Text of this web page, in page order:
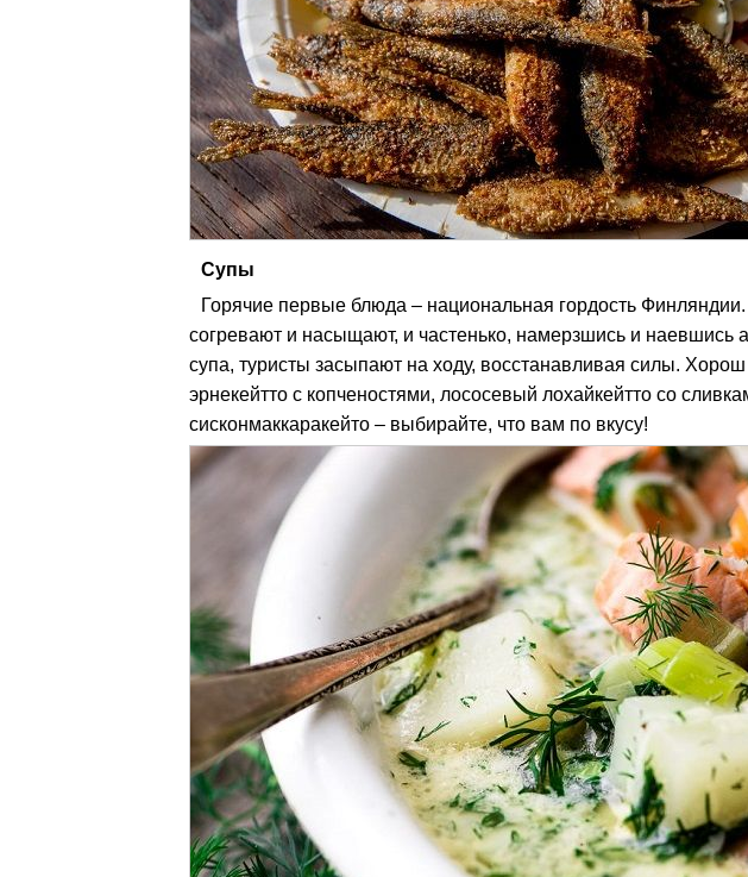
Супы
Горячие первые блюда – национальная гордость
согревают и насыщают, и частенько, намерзшись и наевшись
супа, туристы засыпают на ходу, восстанавливая силы. Хорош
эрнекейтто с копченостями, лососевый лохайкейтто со
сисконмаккаракейто – выбирайте, что вам по вкусу!